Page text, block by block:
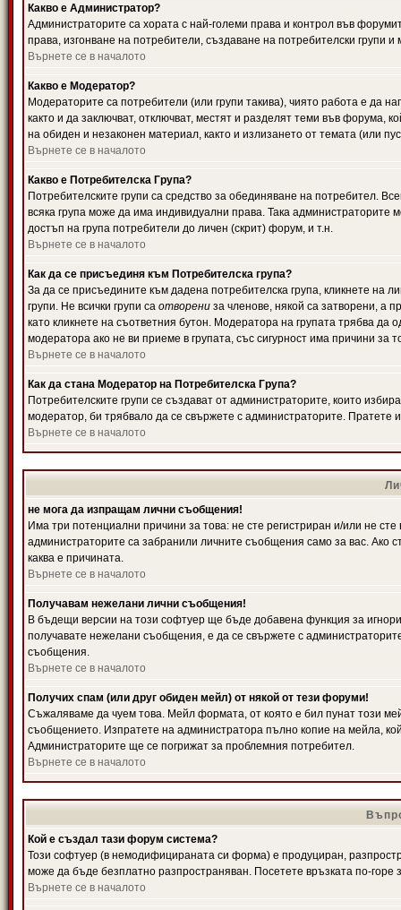
Какво е Администратор?
Администраторите са хората с най-големи права и контрол във
права, изгонване на потребители, създаване на потребителски групи
Върнете се в началото
Какво е Модератор?
Модераторите са потребители (или групи такива), чиято работа е да
както и да заключват, отключват, местят и разделят теми във форума,
на обиден и незаконен материал, както и излизането от темата (или
Върнете се в началото
Какво е Потребителска Група?
Потребителските групи са средство за обединяване на потребител.
всяка група може да има индивидуални права. Така
достъп на група потребители до личен (скрит) форум, и т.н.
Върнете се в началото
Как да се присъединя към Потребителска група?
За да се присъедините към дадена потребителска група, кликнете на
групи. Не всички групи са отворени за членове, някой са затворени, а
като кликнете на съответния бутон. Модератора на групата трябва
модератора ако не ви приеме в групата, със сигурност има причини за
Върнете се в началото
Как да стана Модератор на Потребителска Група?
Потребителските групи се създават от администраторите, които
модератор, би трябвало да се свържете с администраторите.
Върнете се в началото
не мога да изпращам лични съобщения!
Има три потенциални причини за това: не сте регистриран и/или не
администраторите са забранили личните съобщения само за вас. Ако
каква е причината.
Върнете се в началото
Получавам нежелани лични съобщения!
В бъдещи версии на този софтуер ще бъде добавена функция за
получавате нежелани съобщения, е да се свържете с
съобщения.
Върнете се в началото
Получих спам (или друг обиден мейл) от някой от тези форуми!
Съжаляваме да чуем това. Мейл формата, от която е бил пунат този
съобщението. Изпратете на администратора пълно копие на мейла,
Администраторите ще се погрижат за проблемния потребител.
Върнете се в началото
Кой е създал тази форум система?
Този софтуер (в немодифицираната си форма) е продуциран,
може да бъде безплатно разпространяван. Посетете връзката по-горе
Върнете се в началото